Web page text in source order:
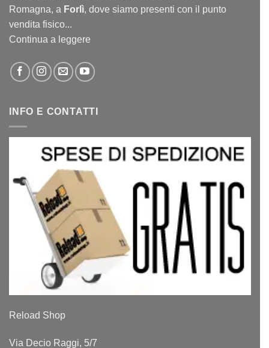
Romagna, a Forlì, dove siamo presenti con il punto
vendita fisico...
Continua a leggere
INFO E CONTATTI
Reload Shop
Via Decio Raggi, 5/7